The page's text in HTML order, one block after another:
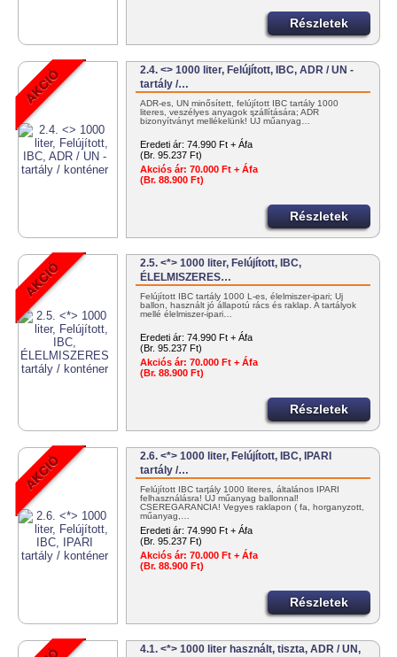
Részletek
2.4. <> 1000 liter, Felújított, IBC, ADR / UN -
tartály /…
ADR-es, UN minősített, felújított IBC tartály 1000
literes, veszélyes anyagok szállítására; ADR
bizonyítványt mellékelünk! ÚJ műanyag…
Eredeti ár: 74.990 Ft + Áfa
(Br. 95.237 Ft)
Akciós ár: 70.000 Ft + Áfa
(Br. 88.900 Ft)
Részletek
2.5. <*> 1000 liter, Felújított, IBC,
ÉLELMISZERES…
Felújított IBC tartály 1000 L-es, élelmiszer-ipari; Új
ballon, használt jó állapotú rács és raklap. A tartályok
mellé élelmiszer-ipari…
Eredeti ár: 74.990 Ft + Áfa
(Br. 95.237 Ft)
Akciós ár: 70.000 Ft + Áfa
(Br. 88.900 Ft)
Részletek
2.6. <*> 1000 liter, Felújított, IBC, IPARI
tartály /…
Felújított IBC tartály 1000 literes, általános IPARI
felhasználásra! ÚJ műanyag ballonnal!
CSEREGARANCIA! Vegyes raklapon ( fa, horganyzott,
műanyag,…
Eredeti ár: 74.990 Ft + Áfa
(Br. 95.237 Ft)
Akciós ár: 70.000 Ft + Áfa
(Br. 88.900 Ft)
Részletek
4.1. <*> 1000 liter használt, tiszta, ADR / UN,